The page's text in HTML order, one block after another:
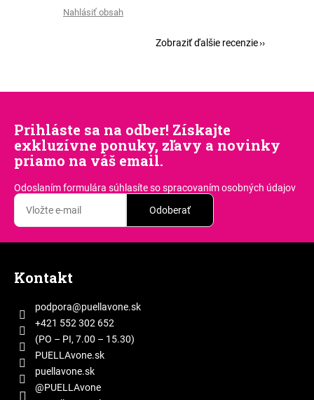
Nahlásiť obsah
Zobraziť ďalšie recenzie
Prihláste sa na odber! Získajte
exkluzívne ponuky, zľavy a novinky
priamo na váš email.
Odoslaním formulára súhlasíteso spracovaním osobných údajov
Odoberať
Kontakt
podpora@puellavone.sk
+421 552 302 652
(PO – PI, 7.00 – 15.30)
PUELLAvone.sk
puellavone.sk
@PUELLAvone